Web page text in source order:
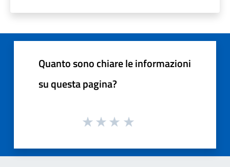
Quanto sono chiare le informazioni
su questa pagina?